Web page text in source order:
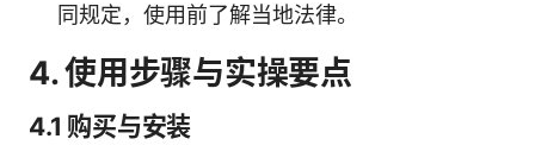
同规定，使用前了解当地法律。
4. 使用步骤与实操要点
4.1 购买与安装